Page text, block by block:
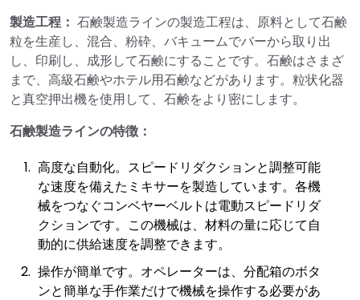
製造工程： 石鹸製造ラインの製造工程は、原料として石鹸
粒を生産し、混合、粉砕、バキュームでバーから取り出
し、印刷し、成形して石鹸にすることです。石鹸はさまざ
まで、高級石鹸やホテル用石鹸などがあります。粒状化器
と真空押出機を使用して、石鹸をより密にします。
石鹸製造ラインの特徴：
高度な自動化。スピードリダクションと調整可能
な速度を備えたミキサーを製造しています。各機
械をつなぐコンベヤーベルトは電動スピードリダ
クションです。この機械は、材料の量に応じて自
動的に供給速度を調整できます。
操作が簡単です。オペレーターは、分配箱のボタ
ンと簡単な手作業だけで機械を操作する必要があ